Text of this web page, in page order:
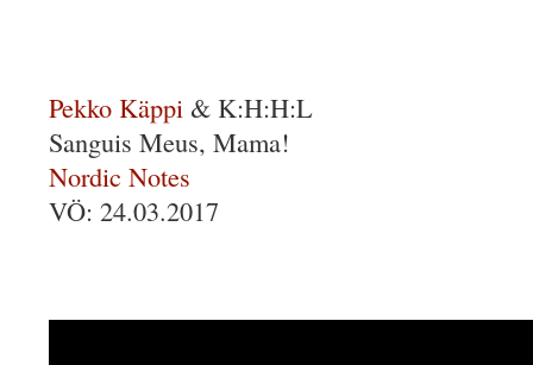
Pekko Käppi & K:H:H:L
Sanguis Meus, Mama!
Nordic Notes
VÖ: 24.03.2017